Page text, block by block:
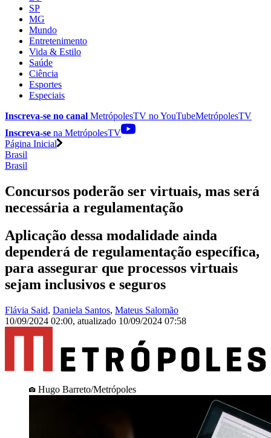
SP
MG
Mundo
Entretenimento
Vida & Estilo
Saúde
Ciência
Esportes
Especiais
Inscreva-se no canal MetrópolesTV noYouTubeMetrópolesTV
Inscreva-se na MetrópolesTV
Página Inicial
Brasil
Brasil
Concursos poderão ser virtuais, mas será
necessária a regulamentação
Aplicação dessa modalidade ainda
dependerá de regulamentação específica,
para assegurar que processos virtuais
sejam inclusivos e seguros
Flávia Said, Daniela Santos, Mateus Salomão
10/09/2024 02:00, atualizado 10/09/2024 07:58
Hugo Barreto/Metrópoles